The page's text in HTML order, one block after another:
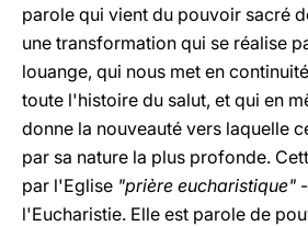
parole qui vient du pouvoir sacré
une transformation qui se réalise
louange, qui nous met en
toute l'histoire du salut, et qui en
donne la nouveauté vers laquelle
par sa nature la plus profonde.
par l'Eglise "prière eucharistique"
l'Eucharistie. Elle est parole de